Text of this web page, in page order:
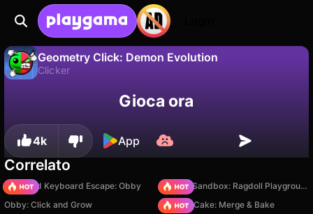
Geometry Click: Demon Evolution
Clicker
Salva i progressi!Gioca ora
4k App
Correlato
+1 Speed Keyboard Escape: Obby
Sprunki Sandbox: Ragdoll Playground Mode
Obby: Click and Grow
Piece of Cake: Merge & Bake